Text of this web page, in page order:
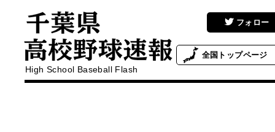
High School Baseball Flash
フォロー
全国 トップページ